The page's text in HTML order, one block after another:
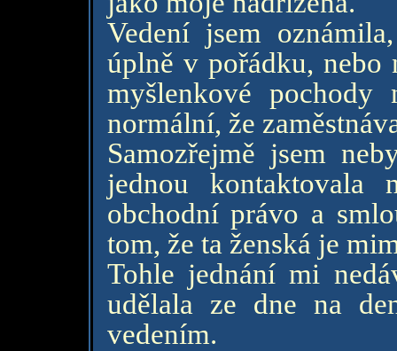
Vedení jsem
úplně v pořádku,
myšlenkové pochody
normální, že
Samozřejmě jsem
jednou kontaktovala
obchodní právo a
tom, že ta ženská je
Tohle jednání mi
udělala ze dne na
vedením.